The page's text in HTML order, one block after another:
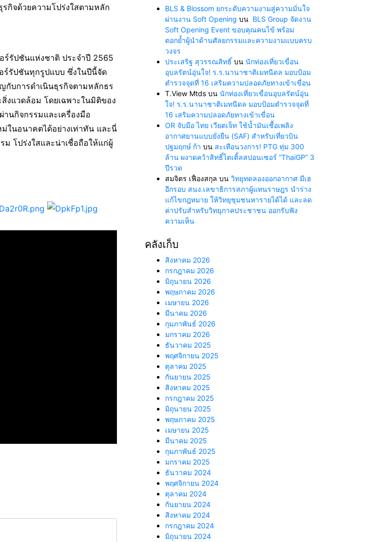
กิจด้วยความโปร่งใสตามหลัก
ปชันแห่งชาติ ประจำปี 2565
ร์รัปชันทุกรูปแบบ ซึ่งในปีนี้จัด
กับการดำเนินธุรกิจตามหลักธร
งแวดล้อม โดยเฉพาะในมิติของ
นกิจกรรมและเครื่องมือ
ในอนาคตได้อย่างเท่าทัน และนี่
โปร่งใสและน่าเชื่อถือให้แก่ผู้
BLS & Blossom ยกระดับความงามสู่ความมั่นใจ
ผ่านงาน Soft Opening บน BLS Group จัดงาน
Soft Opening Event ขอบคุณคนไข้ พร้อม
ตอกย้ำผู้นำด้านศัลยกรรมและความงามแบบครบ
วงจร
ประเสริฐ สุวรรณสิทธิ์ บน นักท่องเที่ยวเขื่อน
อุบลรัตน์อุ่นใจ! ร.ร.นานาชาติเมทนีดล มอบป้อม
ตำรวจจุดที่ 16 เสริมความปลอดภัยทางเข้าเขื่อน
T.View Mtds บน นักท่องเที่ยวเขื่อนอุบลรัตน์อุ่น
ใจ! ร.ร.นานาชาติเมทนีดล มอบป้อมตำรวจจุดที่
16 เสริมความปลอดภัยทางเข้าเขื่อน
OR จับมือ ไทย เวียตเจ็ท ใช้น้ำมันเชื้อเพลิง
อากาศยานแบบยั่งยืน (SAF) สำหรับเที่ยวบิน
ปฐมฤกษ์ ก้า บน สะเทือนวงการ! PTG ทุ่ม 300
ล้าน ผงาดคว้าสิทธิ์ไตเติ้ลสปอนเซอร์ “ThaiGP” 3
ปีรวด
สมจิตร เฟื่องสกุล บน วิทยุทดลองออกอากาศ มีเฮ
อีกรอบ สนง.เลขาธิการสภาผู้แทนราษฎร นำร่าง
แก้ไขกฎหมาย ให้วิทยุชุมชนหารายได้ได้ และลด
ค่าปรับสำหรับวิทยุภาคประชาชน ออกรับฟัง
ความเห็น
คลังเก็บ
สิงหาคม 2026
กรกฎาคม 2026
มิถุนายน 2026
พฤษภาคม 2026
เมษายน 2026
มีนาคม 2026
กุมภาพันธ์ 2026
มกราคม 2026
ธันวาคม 2025
พฤศจิกายน 2025
ตุลาคม 2025
กันยายน 2025
สิงหาคม 2025
กรกฎาคม 2025
มิถุนายน 2025
พฤษภาคม 2025
เมษายน 2025
มีนาคม 2025
กุมภาพันธ์ 2025
มกราคม 2025
ธันวาคม 2024
พฤศจิกายน 2024
ตุลาคม 2024
กันยายน 2024
สิงหาคม 2024
กรกฎาคม 2024
มิถุนายน 2024